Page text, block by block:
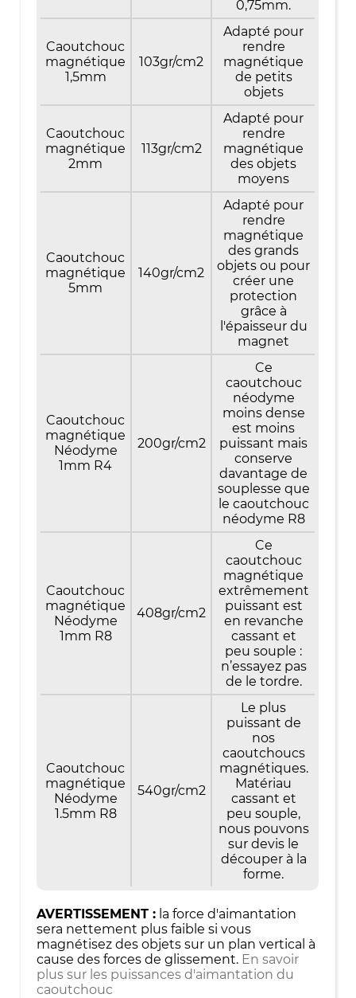
0,75mm.
Caoutchouc
magnétique
1,5mm
103gr/cm2
Adapté pour
rendre
magnétique
de petits
objets
Caoutchouc
magnétique
2mm
113gr/cm2
Adapté pour
rendre
magnétique
des objets
moyens
Caoutchouc
magnétique
5mm
140gr/cm2
Adapté pour
rendre
magnétique
des grands
objets ou pour
créer une
protection
grâce à
l'épaisseur du
magnet
Caoutchouc
magnétique
Néodyme
1mm R4
200gr/cm2
Ce
caoutchouc
néodyme
moins dense
est moins
puissant mais
conserve
davantage de
souplesse que
le caoutchouc
néodyme R8
Caoutchouc
magnétique
Néodyme
1mm R8
408gr/cm2
Ce
caoutchouc
magnétique
extrêmement
puissant est
en revanche
cassant et
peu souple :
n’essayez pas
de le tordre.
Caoutchouc
magnétique
Néodyme
1.5mm R8
540gr/cm2
Le plus
puissant de
nos
caoutchoucs
magnétiques.
Matériau
cassant et
peu souple,
nous pouvons
sur devis le
découper à la
forme.
AVERTISSEMENT : la force d'aimantation
sera nettement plus faible si vous
magnétisez des objets sur un plan vertical à
cause des forces de glissement. En savoir
plus sur les puissances d'aimantation du
caoutchouc